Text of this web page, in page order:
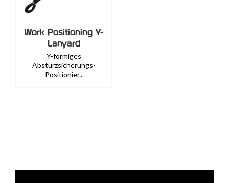
Work Positioning Y-
Lanyard
Y-förmiges
Absturzsicherungs-
Positionier..